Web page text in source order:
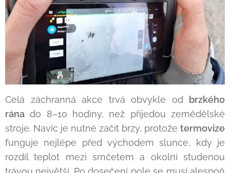
Celá záchranná akce trvá obvykle od brzkého
rána do 8–10 hodiny, než přijedou zemědělské
stroje. Navíc je nutné začít brzy, protože termovize
funguje nejlépe před východem slunce, kdy je
rozdíl teplot mezi srnčetem a okolní studenou